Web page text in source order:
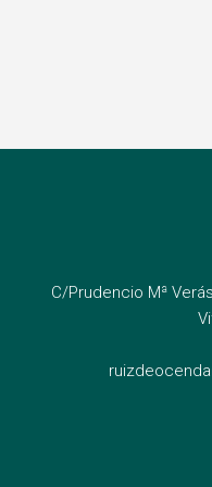
C/Prudencio Mª